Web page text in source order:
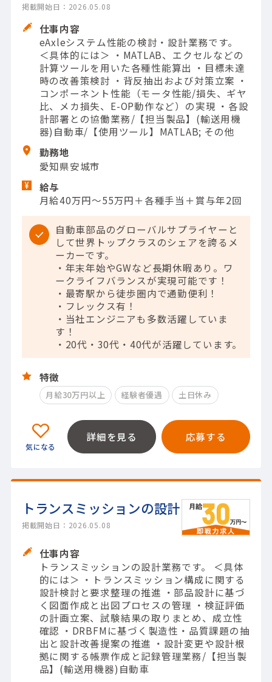
掲載開始日：2026.05.08
仕事内容
eAxleシステム性能の検討・設計業務です。
＜具体的には＞ ・MATLAB、エクセルなどの
計算ツールを用いた各種性能算出 ・目標未達
時の改善策検討 ・背反抽出および対策立案 ・
コンポーネント性能（モータ性能/損失、ギヤ
比、メカ損失、E-OP動作など）の実現 ・各設
計部署との協働業務/【担当製品】(輸送用機
器)自動車/【使用ツール】MATLAB; その他
勤務地
愛知県安城市
給与
月給40万円～55万円＋各種手当＋賞与年2回
自動車部品のグローバルサプライヤーと
して世界トップクラスのシェアを誇るメ
ーカーです。
・年末年始やGWなど長期休暇あり。ワ
ークライフバランスが実現可能です！
・最寄駅から徒歩圏内で通勤便利！
・フレックス有！
・当社エンジニアも多数活躍していま
す！
・20代・30代・40代が活躍しています。
特徴
月給30万円以上 経験者優遇 土日休み
詳細を見る 応募する
トランスミッションの設計
掲載開始日：2026.05.08
仕事内容
トランスミッションの設計業務です。 ＜具体
的には＞ ・トランスミッション構成に関する
設計検討と要求整理の推進 ・部品設計に基づ
く図面作成と出図プロセスの管理 ・検証評価
の計画立案、試験結果の取りまとめ、成立性
確認 ・DRBFMに基づく製造性・品質課題の抽
出と設計改善提案の推進 ・設計変更や設計根
拠に関する帳票作成と記録管理業務/【担当製
品】(輸送用機器)自動車